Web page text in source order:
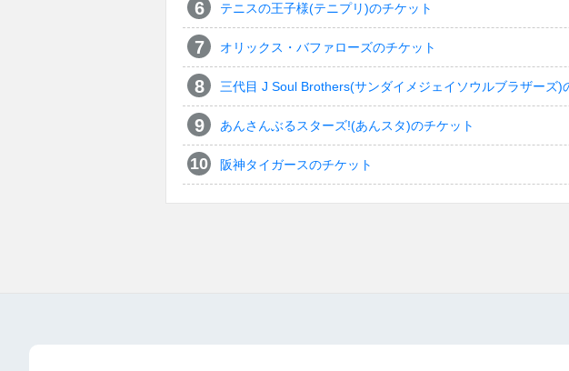
テニスの王子様(テニプリ)のチケット
オリックス・バファローズのチケット
三代目 J Soul Brothers(サンダイメジェイソウルブラザーズ)
あんさんぶるスターズ!(あんスタ)のチケット
阪神タイガースのチケット